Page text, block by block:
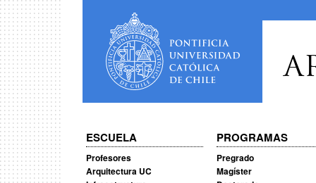
ESCUELA
Profesores
Arquitectura UC
PROGRAMAS
Pregrado
Magíster